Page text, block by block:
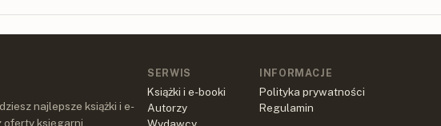
najlepsze książki i e-
oferty księgarni
SERWIS
Książki i e-booki
Autorzy
Wydawcy
INFORMACJE
Polityka prywatności
Regulamin